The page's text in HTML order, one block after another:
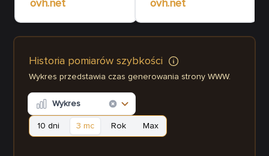
ovh.net ovh.net
Historia pomiarów szybkości
Wykres przedstawia czas generowania strony WWW.
Wykres
10 dni 3 mc Rok Max